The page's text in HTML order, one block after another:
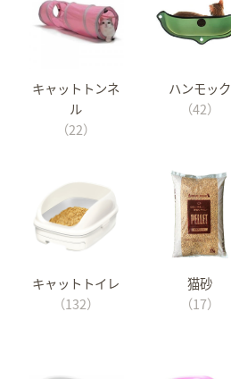
キャットトンネ
ル
（22）
ハンモック
（42）
キャットトイレ
（132）
猫砂
（17）